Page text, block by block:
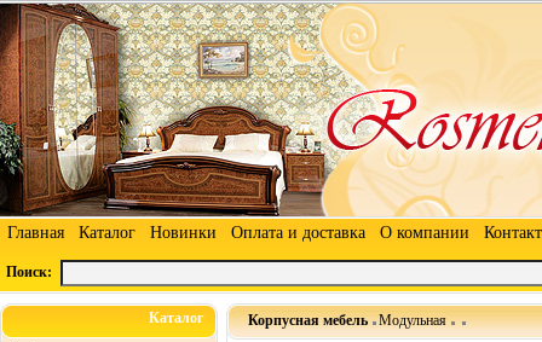
Главная Каталог Новинки Оплата и доставка О компании
Поиск:
Каталог Корпусная мебель Модульная